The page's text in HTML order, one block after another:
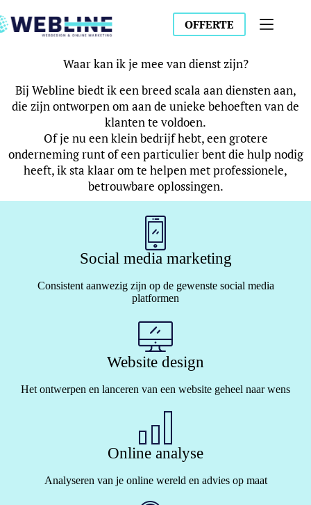
OFFERTE
Waar kan ik je mee van dienst zijn?
Bij Webline biedt ik een breed scala aan diensten aan,
die zijn ontworpen om aan de unieke behoeften van de
klanten te voldoen.
Of je nu een klein bedrijf hebt, een grotere
onderneming runt of een particulier bent die hulp nodig
heeft, ik sta klaar om te helpen met professionele,
betrouwbare oplossingen.
Social media marketing
Consistent aanwezig zijn op de gewenste social media
platformen
Website design
Het ontwerpen en lanceren van een website geheel naar wens
Online analyse
Analyseren van je online wereld en advies op maat